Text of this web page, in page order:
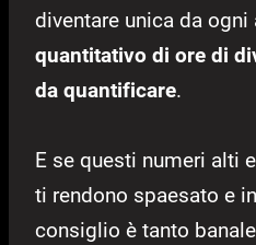
diventare unica da ogni
quantitativo di ore di
da quantificare.
E se questi numeri alti
ti rendono spaesato e
consiglio è tanto